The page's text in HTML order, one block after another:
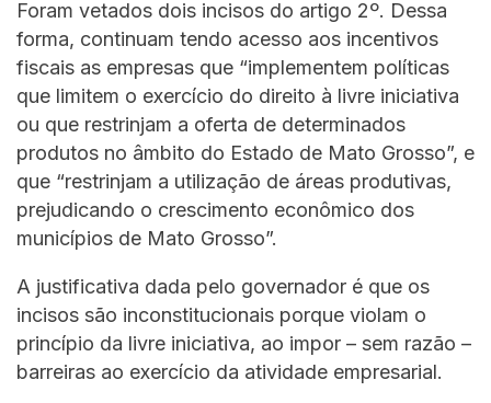
Foram vetados dois incisos do artigo 2º. Dessa
forma, continuam tendo acesso aos incentivos
fiscais as empresas que “implementem políticas
que limitem o exercício do direito à livre iniciativa
ou que restrinjam a oferta de determinados
produtos no âmbito do Estado de Mato Grosso”, e
que “restrinjam a utilização de áreas produtivas,
prejudicando o crescimento econômico dos
municípios de Mato Grosso”.
A justificativa dada pelo governador é que os
incisos são inconstitucionais porque violam o
princípio da livre iniciativa, ao impor – sem razão –
barreiras ao exercício da atividade empresarial.